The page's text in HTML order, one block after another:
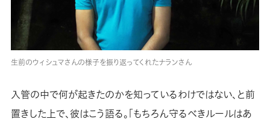
生前のウィシュマさんの様子を振り返ってくれたナランさん
入管の中で何が起きたのかを知っているわけではない、と前
置きした上で、彼はこう語る。「もちろん守るべきルールはあ